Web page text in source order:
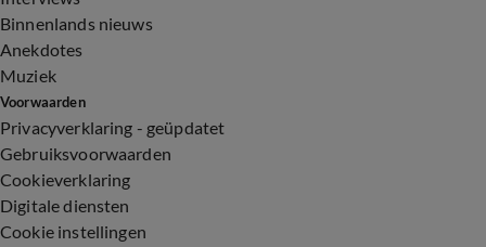
Binnenlands nieuws
Anekdotes
Muziek
Voorwaarden
Privacyverklaring - geüpdatet
Gebruiksvoorwaarden
Cookieverklaring
Digitale diensten
Cookie instellingen